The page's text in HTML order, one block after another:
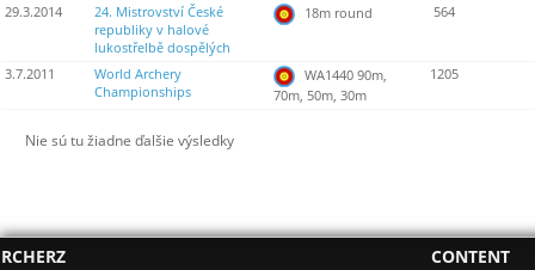
29.3.2014
24. Mistrovství České
republiky v halové
lukostřelbě dospělých
18m round 564
3.7.2011
World Archery
Championships
WA1440 90m,
70m, 50m, 30m
1205
Nie sú tu žiadne ďalšie výsledky
RCHERZ CONTENT